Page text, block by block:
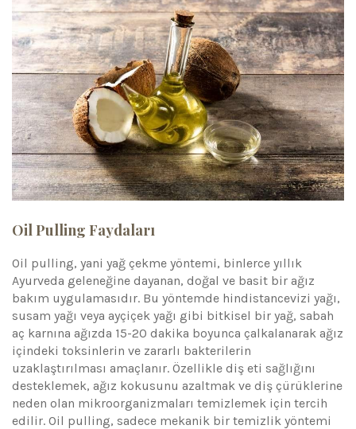
Oil Pulling Faydaları
Oil pulling, yani yağ çekme yöntemi, binlerce yıllık
Ayurveda geleneğine dayanan, doğal ve basit bir ağız
bakım uygulamasıdır. Bu yöntemde hindistancevizi yağı,
susam yağı veya ayçiçek yağı gibi bitkisel bir yağ, sabah
aç karnına ağızda 15-20 dakika boyunca çalkalanarak ağız
içindeki toksinlerin ve zararlı bakterilerin
uzaklaştırılması amaçlanır. Özellikle diş eti sağlığını
desteklemek, ağız kokusunu azaltmak ve diş çürüklerine
neden olan mikroorganizmaları temizlemek için tercih
edilir. Oil pulling, sadece mekanik bir temizlik yöntemi